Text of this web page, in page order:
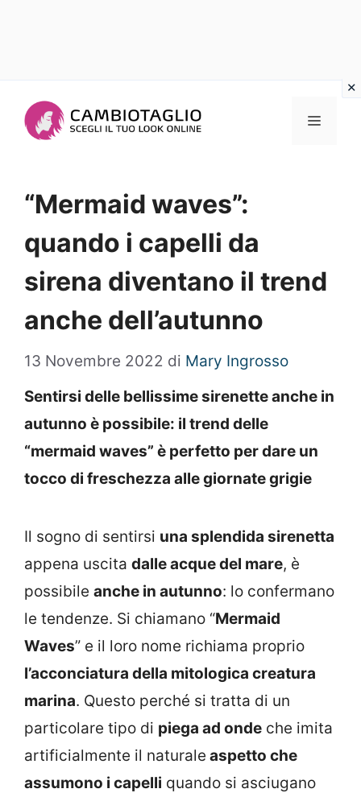
Menu
“Mermaid waves”:
quando i capelli da
sirena diventano il trend
anche dell’autunno
13 Novembre 2022 di Mary Ingrosso
Sentirsi delle bellissime sirenette anche in
autunno è possibile: il trend delle
“mermaid waves” è perfetto per dare un
tocco di freschezza alle giornate grigie
Il sogno di sentirsi una splendida sirenetta
appena uscita dalle acque del mare, è
possibile anche in autunno: lo confermano
le tendenze. Si chiamano “Mermaid
Waves” e il loro nome richiama proprio
l’acconciatura della mitologica creatura
marina. Questo perché si tratta di un
particolare tipo di piega ad onde che imita
artificialmente il naturale aspetto che
assumono i capelli quando si asciugano